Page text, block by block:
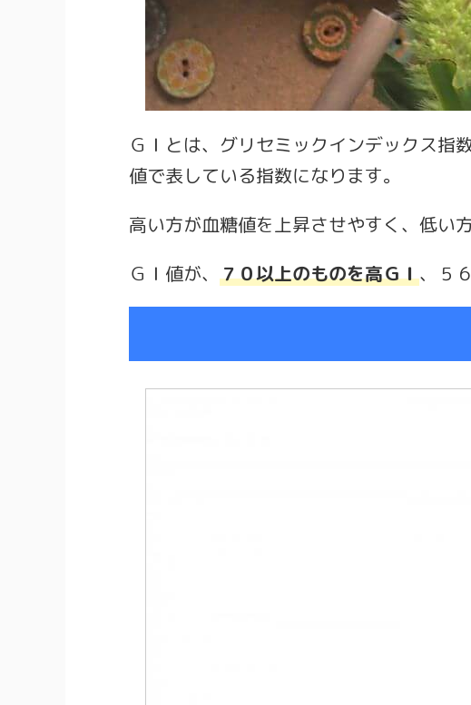
ＧＩとは、グリセミックインデックス指数
値で表している指数になります。
高い方が血糖値を上昇させやすく、低い
ＧＩ値が、 ７０以上のものを高ＧＩ、５